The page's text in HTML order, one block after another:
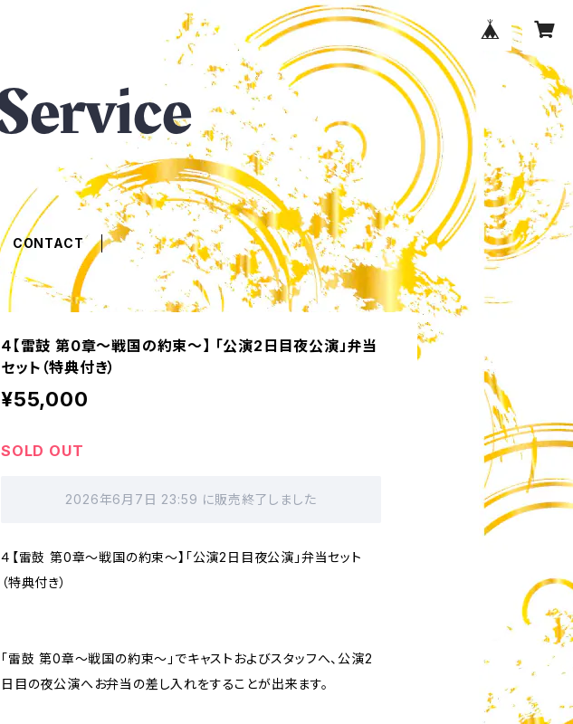
CONTACT
４【雷鼓 第0章〜戦国の約束〜】 「公演2日目夜公演」弁当
セット（特典付き）
¥55,000
SOLD OUT
2026年6月7日 23:59 に販売終了しました
４【雷鼓 第0章〜戦国の約束〜】「公演2日目夜公演」弁当セット
（特典付き）
「雷鼓 第0章〜戦国の約束〜」でキャストおよびスタッフへ、公演2
日目の夜公演へお弁当の差し入れをすることが出来ます。